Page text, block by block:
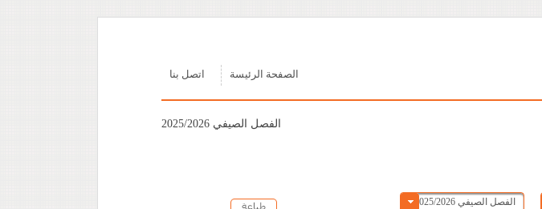
اتصل بنا الصفحة الرئيسة
الفصل الصيفي 2025/2026
الفصل الصيفي 2025/2026